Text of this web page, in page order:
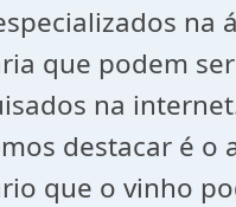
na
que podem ser
na
destacar é o
que o vinho